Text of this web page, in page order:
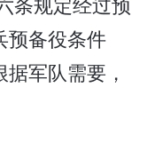
预备役条件
军队需要，